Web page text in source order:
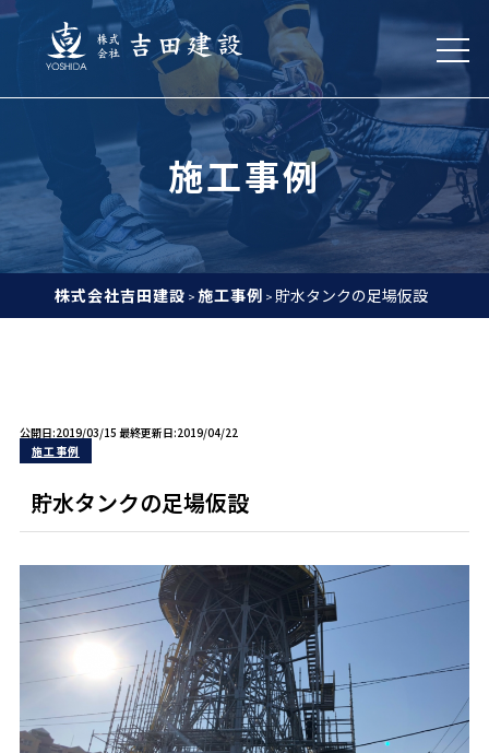
施工事例
株式会社吉田建設 > 施工事例 > 貯水タンクの足場仮設
公開日:2019/03/15 最終更新日:2019/04/22
施工事例
貯水タンクの足場仮設